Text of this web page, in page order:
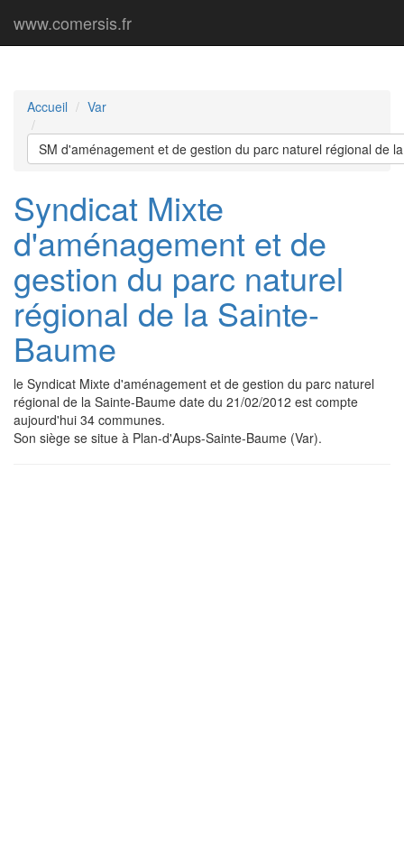
www.comersis.fr
Accueil Var
SM d'aménagement et de gestion du parc naturel régional de
Syndicat Mixte
d'aménagement et de
gestion du parc naturel
régional de la Sainte-
Baume
le Syndicat Mixte d'aménagement et de gestion du parc naturel
régional de la Sainte-Baume date du 21/02/2012 est compte
aujourd'hui 34 communes.
Son siège se situe à Plan-d'Aups-Sainte-Baume (Var).